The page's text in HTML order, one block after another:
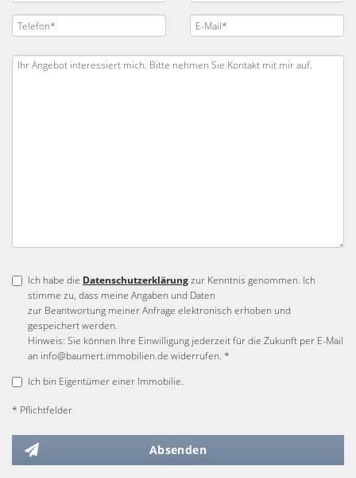
Ich habe die Datenschutzerklärungzur Kenntnis genommen. Ich
stimme zu, dass meine Angaben und Daten
zur Beantwortung meiner Anfrage elektronisch erhoben und
gespeichert werden.
Hinweis: Sie können Ihre Einwilligung jederzeit für die Zukunft per E-Mail
an info@baumert.immobilien.de widerrufen. *
Ich bin Eigentümer einer Immobilie.
* Pflichtfelder
Absenden